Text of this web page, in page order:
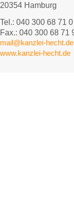
20354 Hamburg
Tel.: 040 300 68 71 0
Fax.: 040 300 68 71
mail@kanzlei-hecht.de
www.kanzlei-hecht.de